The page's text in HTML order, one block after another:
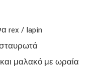
rex / lapin
μαλακό με ωραία